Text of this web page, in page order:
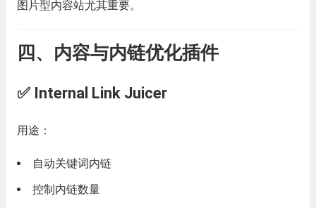
图片型内容站尤其重要。
四、内容与内链优化插件
✅ Internal Link Juicer
用途：
自动关键词内链
控制内链数量